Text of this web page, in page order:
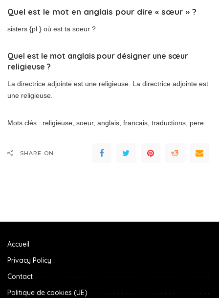
Quel est le mot en anglais pour dire « sœur » ?
sisters {pl.} où est ta soeur ?
Quel est le mot anglais pour désigner une sœur
religieuse ?
La directrice adjointe est une religieuse. La directrice adjointe est
une religieuse.
Mots clés : religieuse, soeur, anglais, francais, traductions, pere
SHARE ON
Accueil
Privacy Policy
Contact
Politique de cookies (UE)